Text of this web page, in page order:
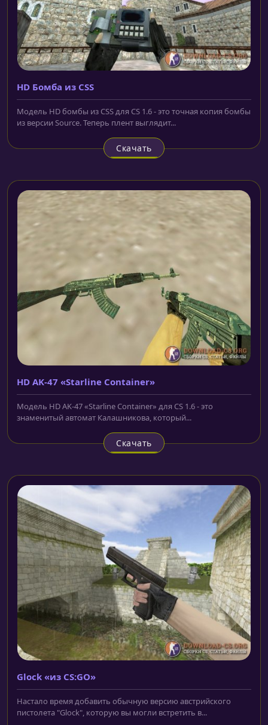
HD Бомба из CSS
Модель HD бомбы из CSS для CS 1.6 - это точная копия бомбы
из версии Source. Теперь плент выглядит...
Скачать
HD AK-47 «Starline Container»
Модель HD AK-47 «Starline Container» для CS 1.6 - это
знаменитый автомат Калашникова, который...
Скачать
Glock «из CS:GO»
Настало время добавить обычную версию австрийского
пистолета "Glock", которую вы могли встретить в...